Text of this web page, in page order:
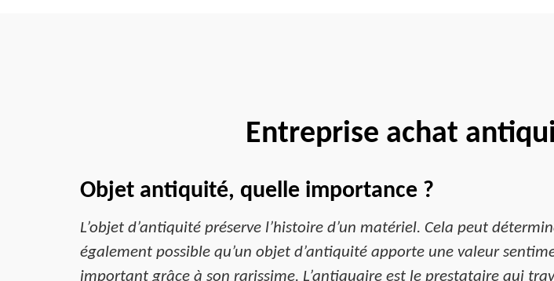
Entreprise achat
Objet antiquité, quelle importance ?
L’objet d’antiquité préserve l’histoire d’un matériel. Cela peut
également possible qu’un objet d’antiquité apporte une valeur
important grâce à son rarissime. L’antiquaire est le prestataire qui